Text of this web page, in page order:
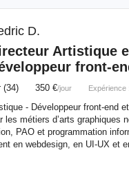
D.
Artistique
front-
(34) 350 €/jour Expérience :
- Développeur front-end
les métiers d’arts graphiques
PAO et programmation
en webdesign, en UI-UX et